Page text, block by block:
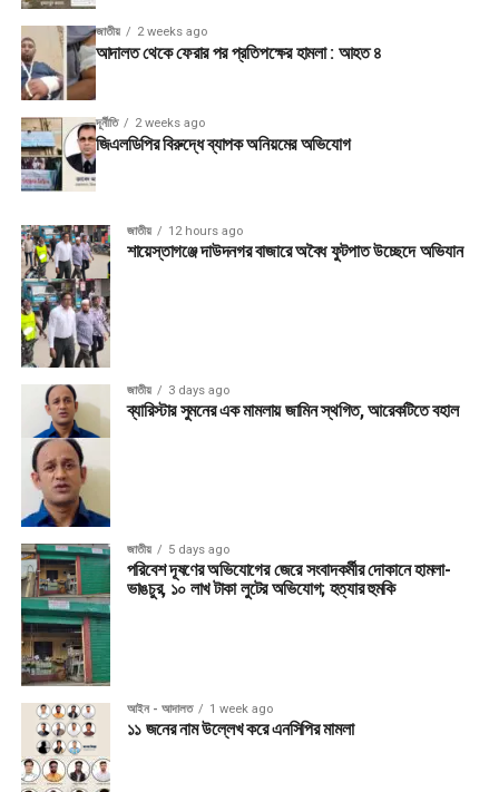
জাতীয় 2 weeks ago
আদালত থেকে ফেরার পর প্রতিপক্ষের হামলা : আহত ৪
দূর্নীতি 2 weeks ago
জিএলডিপির বিরুদ্ধে ব্যাপক অনিয়মের অভিযোগ
জাতীয় 12 hours ago
শায়েস্তাগঞ্জে দাউদনগর বাজারে অবৈধ ফুটপাত উচ্ছেদে অভিযান
জাতীয় 3 days ago
ব্যারিস্টার সুমনের এক মামলায় জামিন স্থগিত, আরেকটিতে বহাল
জাতীয় 5 days ago
পরিবেশ দূষণের অভিযোগের জেরে সংবাদকর্মীর দোকানে হামলা-
ভাঙচুর, ১০ লাখ টাকা লুটের অভিযোগ; হত্যার হুমকি
আইন - আদালত 1 week ago
১১ জনের নাম উল্লেখ করে এনসিপির মামলা